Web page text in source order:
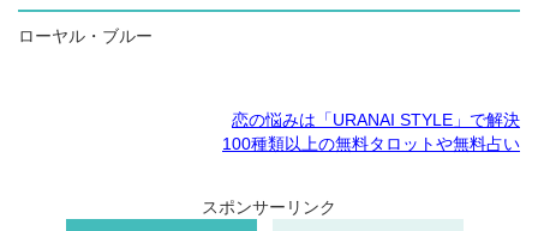
ローヤル・ブルー
恋の悩みは「URANAI STYLE」で解決
100種類以上の無料タロットや無料占い
スポンサーリンク